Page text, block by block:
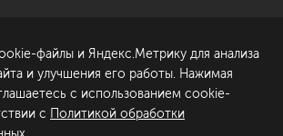
Обсудить проект
Павлова, 6
55
файлы и Яндекс.Метрику для анализа
и улучшения его работы. Нажимая
с использованием cookie-
с Политикой обработки